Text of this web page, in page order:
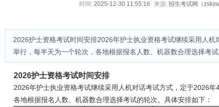
时间: 2025-12-30 11:55:16 来源: 招生考试网（
2026护士资格考试时间安排2026年护士执业资格考试继续采用人
举行，每半天为一个轮次，各地根据报名人数、机器数合理选择考
2026护士资格考试时间安排
2026年护士执业资格考试继续采用人机对话考试方式，定于2026
各地根据报名人数、机器数合理选择考试的轮次。具体安排如下：